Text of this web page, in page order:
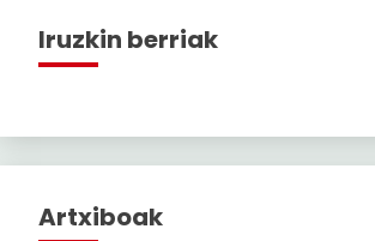
Iruzkin berriak
Artxiboak